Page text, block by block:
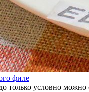
филе
только условно